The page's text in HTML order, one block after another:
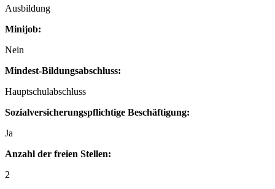
Ausbildung
Minijob:
Nein
Mindest-Bildungsabschluss:
Hauptschulabschluss
Sozialversicherungspflichtige Beschäftigung:
Ja
Anzahl der freien Stellen:
2